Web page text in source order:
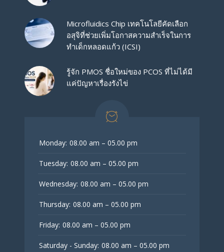
Microfluidics Chip เทคโนโลยีคัดเลือก
อสุจิที่ช่วยเพิ่มโอกาสความสำเร็จในการ
ทำเด็กหลอดแก้ว (ICSI)
รู้จัก PMOS ชื่อใหม่ของ PCOS ที่ไม่ได้มี
แค่ปัญหาเรื่องรังไข่
Monday: 08.00 am – 05.00 pm
Tuesday: 08.00 am – 05.00 pm
Wednesday: 08.00 am – 05.00 pm
Thursday: 08.00 am – 05.00 pm
Friday: 08.00 am – 05.00 pm
Saturday - Sunday: 08.00 am – 05.00 pm